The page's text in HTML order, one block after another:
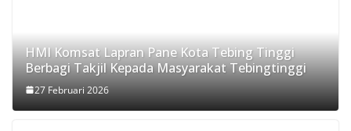
HMI Komsat Lapran Pane Kota Tebing Tinggi
Berbagi Takjil Kepada Masyarakat Tebingtinggi
27 Februari 2026